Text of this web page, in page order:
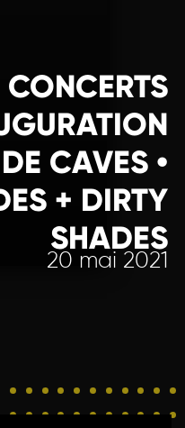
CONCERTS
CAVES •
+ DIRTY
SHADES
20 mai 2021